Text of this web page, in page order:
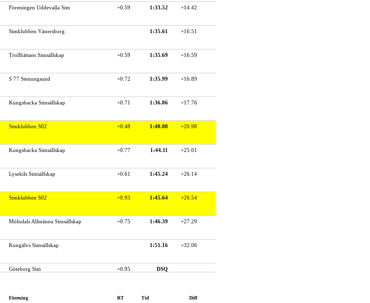
Föreningen Uddevalla Sim +0.59 1:33.52 +14.42
Simklubben Vänersborg 1:35.61 +16.51
Trollhättans Simsällskap +0.59 1:35.69 +16.59
S 77 Stenungsund +0.72 1:35.99 +16.89
Kungsbacka Simsällskap +0.71 1:36.86 +17.76
Simklubben S02 +0.48 1:40.08 +20.98
Kungsbacka Simsällskap +0.77 1:44.11 +25.01
Lysekils Simsällskap +0.61 1:45.24 +26.14
Simklubben S02 +0.93 1:45.64 +26.54
Mölndals Allmänna Simsällskap +0.75 1:46.39 +27.29
Kungälvs Simsällskap 1:51.16 +32.06
Göteborg Sim +0.95 DSQ
Förening RT Tid Diff